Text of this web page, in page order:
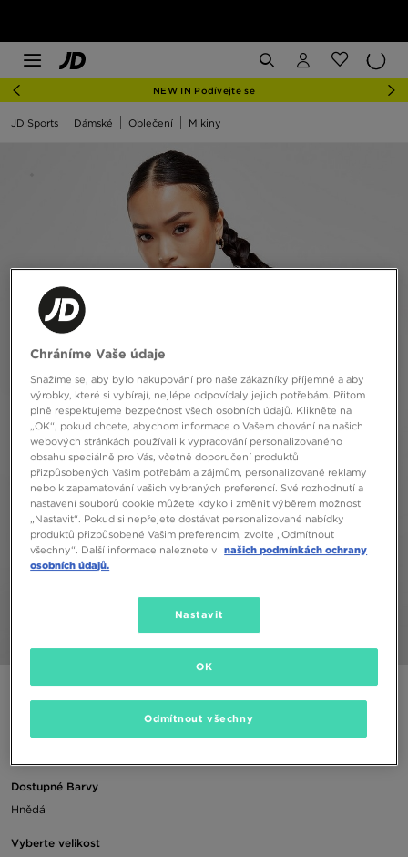
NEW IN Podívejte se
JD Sports Dámské Oblečení Mikiny
PINK SODA SPORT VICENTE OH HD BRWN
490 Kč
Dostupné Barvy
Hnědá
Vyberte velikost
Chráníme Vaše údaje
Snažíme se, aby bylo nakupování pro naše zákazníky příjemné a aby
výrobky, které si vybírají, nejlépe odpovídaly jejich potřebám. Přitom
plně respektujeme bezpečnost všech osobních údajů. Klikněte na
„OK“, pokud chcete, abychom informace o Vašem chování na našich
webových stránkách používali k vypracování personalizovaného
obsahu speciálně pro Vás, včetně doporučení produktů
přizpůsobených Vašim potřebám a zájmům, personalizované reklamy
nebo k zapamatování vašich vybraných preferencí. Své rozhodnutí a
nastavení souborů cookie můžete kdykoli změnit výběrem možnosti
„Nastavit“. Pokud si nepřejete dostávat personalizované nabídky
produktů přizpůsobené Vašim preferencím, zvolte „Odmítnout
všechny“. Další informace naleznete v našich podmínkách ochrany
osobních údajů.
Nastavit
Odmítnout všechny
OK